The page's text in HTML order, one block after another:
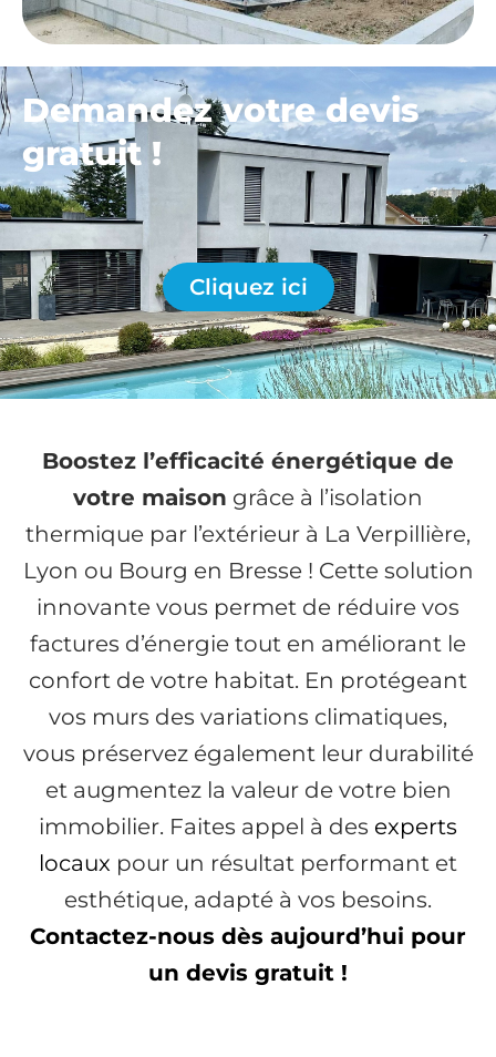
Demandez votre devis
gratuit !
Cliquez ici
Boostez l’efficacité énergétique de
votre maison grâce à l’isolation
thermique par l’extérieur à La Verpillière,
Lyon ou Bourg en Bresse ! Cette solution
innovante vous permet de réduire vos
factures d’énergie tout en améliorant le
confort de votre habitat. En protégeant
vos murs des variations climatiques,
vous préservez également leur durabilité
et augmentez la valeur de votre bien
immobilier. Faites appel à des experts
locaux pour un résultat performant et
esthétique, adapté à vos besoins.
Contactez-nous dès aujourd’hui pour
un devis gratuit !